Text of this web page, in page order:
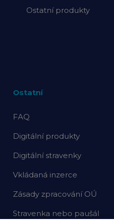
Ostatní produkty
Ostatní
FAQ
Digitální produkty
Digitální stravenky
Vkládaná inzerce
Zásady zpracování OÚ
Stravenka nebo paušál